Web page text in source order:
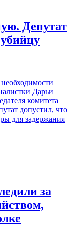
Депутат
Дарьи
комитета
допустил, что
для задержания
за